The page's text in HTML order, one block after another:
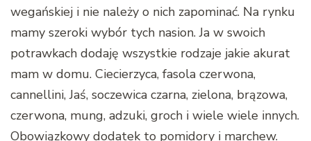
wegańskiej i nie należy o nich zapominać. Na rynku
mamy szeroki wybór tych nasion. Ja w swoich
potrawkach dodaję wszystkie rodzaje jakie akurat
mam w domu. Ciecierzyca, fasola czerwona,
cannellini, Jaś, soczewica czarna, zielona, brązowa,
czerwona, mung, adzuki, groch i wiele wiele innych.
Obowiązkowy dodatek to pomidory i marchew.